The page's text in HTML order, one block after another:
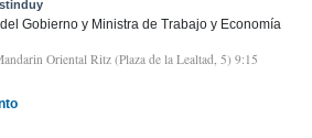
Gobierno y Ministra de Trabajo y Economía
Oriental Ritz (Plaza de la Lealtad, 5) 9:15